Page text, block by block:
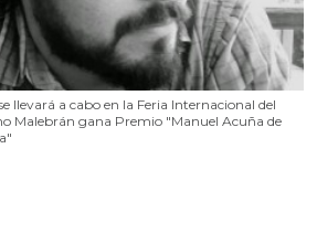
llevará a cabo en la Feria Internacional del
Malebrán gana Premio "Manuel Acuña de